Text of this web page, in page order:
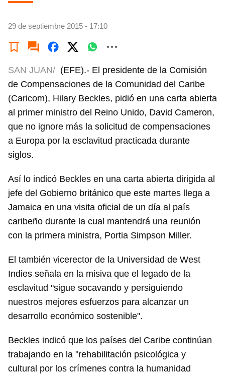
29 de septiembre 2015 - 17:10
SAN JUAN/ (EFE).- El presidente de la Comisión
de Compensaciones de la Comunidad del Caribe
(Caricom), Hilary Beckles, pidió en una carta abierta
al primer ministro del Reino Unido, David Cameron,
que no ignore más la solicitud de compensaciones
a Europa por la esclavitud practicada durante
siglos.
Así lo indicó Beckles en una carta abierta dirigida al
jefe del Gobierno británico que este martes llega a
Jamaica en una visita oficial de un día al país
caribeño durante la cual mantendrá una reunión
con la primera ministra, Portia Simpson Miller.
El también vicerector de la Universidad de West
Indies señala en la misiva que el legado de la
esclavitud "sigue socavando y persiguiendo
nuestros mejores esfuerzos para alcanzar un
desarrollo económico sostenible".
Beckles indicó que los países del Caribe continúan
trabajando en la "rehabilitación psicológica y
cultural por los crímenes contra la humanidad